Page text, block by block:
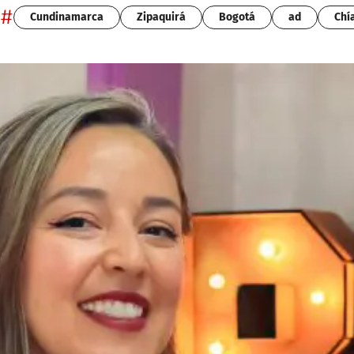
# Cundinamarca Zipaquirá Bogotá ad